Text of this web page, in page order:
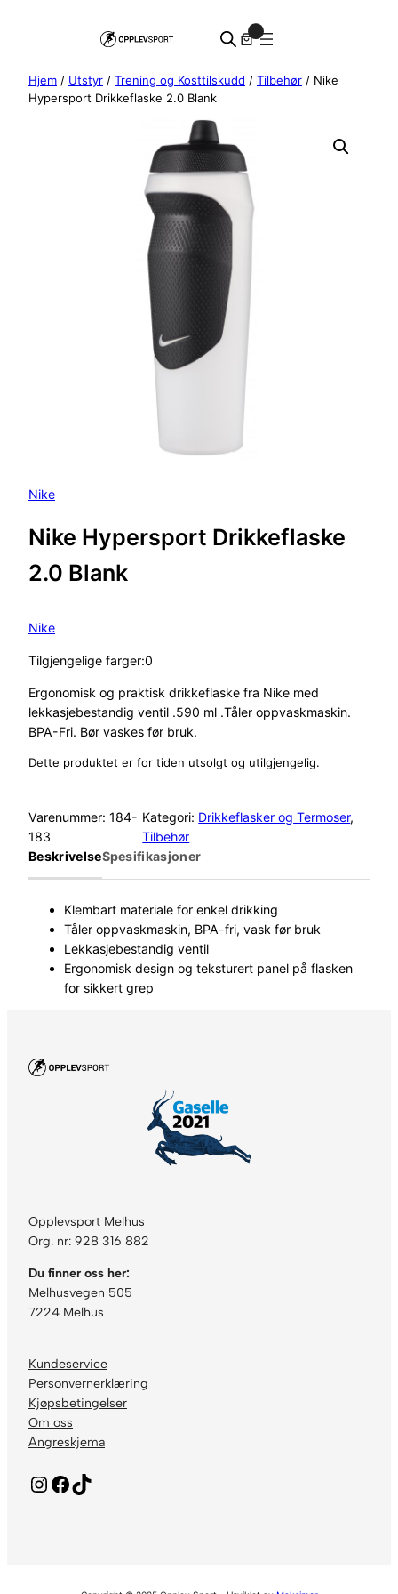
Hjem / Utstyr / Trening og Kosttilskudd / Tilbehør / Nike
Hypersport Drikkeflaske 2.0 Blank
Nike
Nike Hypersport Drikkeflaske
2.0 Blank
Nike
Tilgjengelige farger:0
Ergonomisk og praktisk drikkeflaske fra Nike med
lekkasjebestandig ventil .590 ml .Tåler oppvaskmaskin.
BPA-Fri. Bør vaskes før bruk.
Dette produktet er for tiden utsolgt og utilgjengelig.
Varenummer: 184-
183
Kategori: Drikkeflasker og Termoser
Tilbehør
BeskrivelseSpesifikasjoner
Klembart materiale for enkel drikking
Tåler oppvaskmaskin, BPA-fri, vask før bruk
Lekkasjebestandig ventil
Ergonomisk design og teksturert panel på flasken
for sikkert grep
Opplevsport Melhus
Org. nr: 928 316 882
Du finner oss her:
Melhusvegen 505
7224 Melhus
Kundeservice
Personvernerklæring
Kjøpsbetingelser
Om oss
Angreskjema
Instagram Facebook TikTok